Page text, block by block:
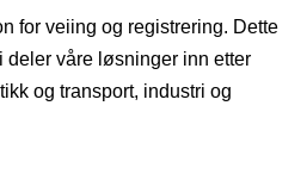
for veiing og registrering. Dette
deler våre løsninger inn etter
og transport, industri og